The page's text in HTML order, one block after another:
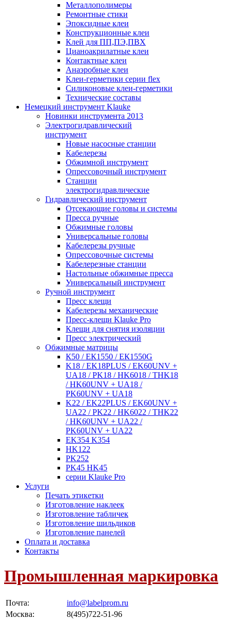
Металлополимеры
Ремонтные стики
Эпоксидные клеи
Конструкционные клеи
Клей для ПП,ПЭ,ПВХ
Цианоакрилатные клеи
Контактные клеи
Анаэробные клеи
Клеи-герметики серии flex
Силиконовые клеи-герметики
Технические составы
Немецкий инструмент Klauke
Новинки инструмента 2013
Электрогидравлический
инструмент
Новые насосные станции
Кабелерезы
Обжимной инструмент
Опрессовочный инструмент
Станции
электрогидравлические
Гидравлический инструмент
Отсекающие головы и системы
Пресса ручные
Обжимные головы
Универсальные головы
Кабелерезы ручные
Опрессовочные системы
Кабелерезные станции
Настольные обжимные пресса
Универсальный инструмент
Ручной инструмент
Пресс клещи
Кабелерезы механические
Пресс-клещи Klauke Pro
Клещи для снятия изоляции
Пресс электрический
Обжимные матрицы
К50 / ЕК1550 / ЕК1550G
K18 / EK18PLUS / EK60UNV +
UA18 / PK18 / HK6018 / THK18
/ HK60UNV + UA18 /
PK60UNV + UA18
K22 / EK22PLUS / EK60UNV +
UA22 / PK22 / HK6022 / THK22
/ HK60UNV + UA22 /
PK60UNV + UA22
EK354 K354
HK122
PK252
PK45 HK45
серии Klauke Pro
Услуги
Печать этикетки
Изготовление наклеек
Изготовление табличек
Изготовление шильдиков
Изготовление панелей
Оплата и доставка
Контакты
Промышленная маркировка
Почта:
info@labelprom.ru
Москва: 8(495)722-51-96